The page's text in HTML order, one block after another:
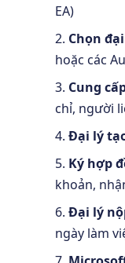
EA)
Chọn
hoặc các
Cung
chỉ, người
Đại lý
Ký hợp
khoản,
Đại lý
ngày làm